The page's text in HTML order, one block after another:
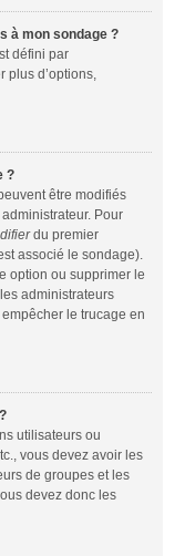
à mon sondage ?
défini par
plus d’options,
?
être modifiés
Pour
du premier
associé le sondage).
option ou supprimer le
administrateurs
le trucage en
utilisateurs ou
vous devez avoir les
de groupes et les
devez donc les